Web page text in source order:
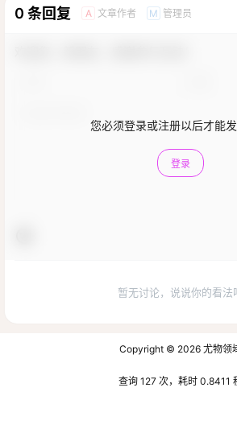
0 条回复 A 文章作者 M 管理员
您必须登录或注册以后才能
登录
暂无讨论，说说你的看法
Copyright © 2026 尤物领
查询 127 次，耗时 0.8411